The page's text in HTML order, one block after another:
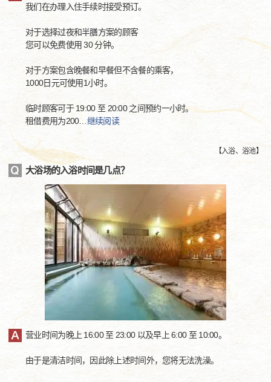
我们在办理入住手续时接受预订。
对于选择过夜和半膳方案的顾客
您可以免费使用 30 分钟。
对于方案包含晚餐和早餐但不含餐的乘客，
1000日元可使用1小时。
临时顾客可于 19:00 至 20:00 之间预约一小时。
租借费用为200…继续阅读
【入浴、浴池】
大浴场的入浴时间是几点？
营业时间为晚上 16:00 至 23:00 以及早上 6:00 至 10:00。
由于是清洁时间，因此除上述时间外，您将无法洗澡。